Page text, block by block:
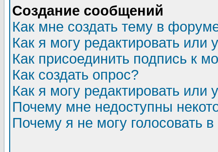
Создание сообщений
Как мне создать тему в
Как я могу редактировать или
Как присоединить подпись к
Как создать опрос?
Как я могу редактировать или
Почему мне недоступны
Почему я не могу голосовать